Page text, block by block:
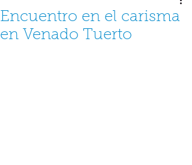
Encuentro en el carisma
en Venado Tuerto